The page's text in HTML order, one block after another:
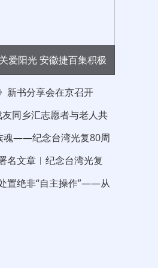
爱阳光 安徽捷百集积极
爱心慰问公益活动
新书分享会在京召开
同乡汇志愿者与老人共
魂——纪念台湾光复80周
中国晨报社长兼
名文章︱纪念台湾光复
神“反独促统”
置绝非“自主操作”——从